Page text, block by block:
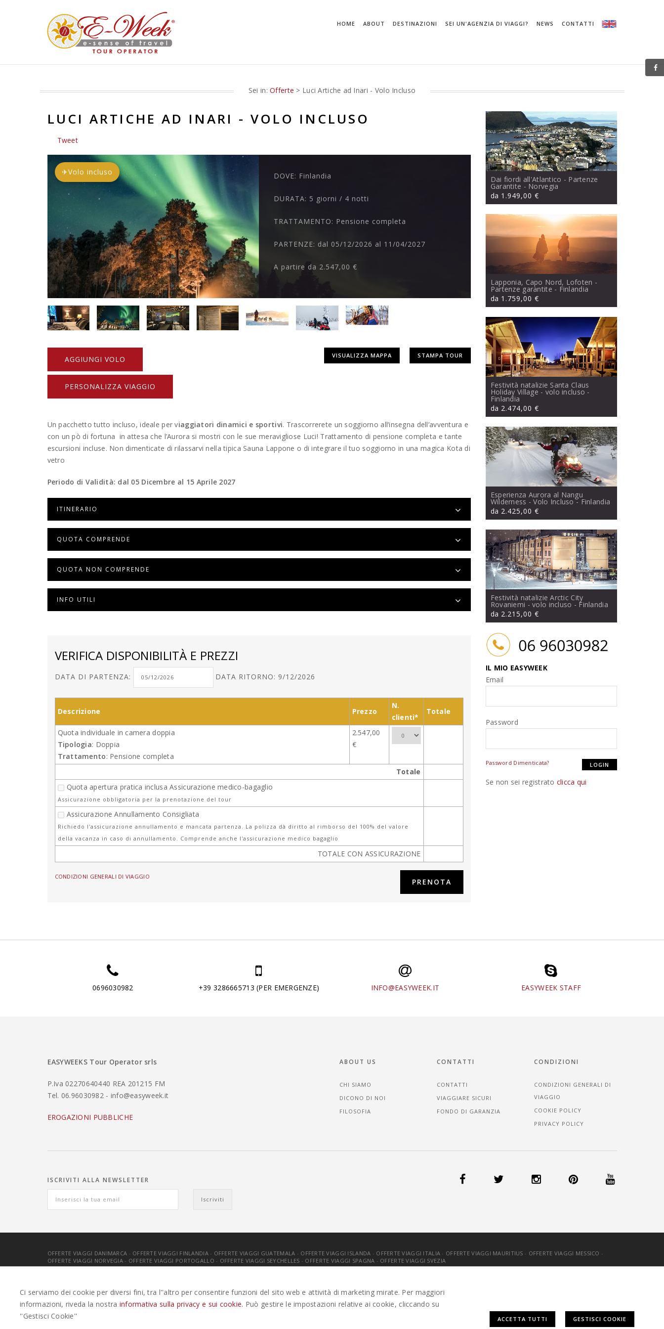
HOME ABOUT DESTINAZIONI SEI UN'AGENZIA DI VIAGGI? NEWS CONTATTI
Sei in:Offerte > Luci Artiche ad Inari - Volo Incluso
LUCI ARTICHE AD INARI - VOLO INCLUSO
Tweet
✈Volo incluso DOVE: Finlandia
DURATA: 5 giorni / 4 notti
TRATTAMENTO: Pensione completa
PARTENZE: dal 05/12/2026 al 11/04/2027
A partire da 2.547,00 €
AGGIUNGI VOLO
PERSONALIZZA VIAGGIO
VISUALIZZA MAPPA STAMPA TOUR
Un pacchetto tutto incluso, ideale per viaggiatori dinamici e sportivi. Trascorrerete un soggiorno all’insegna dell’avventura e
con un pò di fortuna in attesa che l’Aurora si mostri con le sue meravigliose Luci! Trattamento di pensione completa e tante
escursioni incluse. Non dimenticate di rilassarvi nella tipica Sauna Lappone o di integrare il tuo soggiorno in una magica Kota di
vetro
Periodo di Validità: dal 05 Dicembre al 15 Aprile 2027
ITINERARIO
QUOTA COMPRENDE
QUOTA NON COMPRENDE
INFO UTILI
VERIFICA DISPONIBILITÀ E PREZZI
DATA DI PARTENZA: DATA RITORNO: 9/12/2026
Descrizione Prezzo
N.
clienti*
Totale
Quota individuale in camera doppia
Tipologia: Doppia
Trattamento: Pensione completa
2.547,00
€
Totale
Quota apertura pratica inclusa Assicurazione medico-bagaglio
Assicurazione obbligatoria per la prenotazione del tour
Assicurazione Annullamento Consigliata
Richiedo l'assicurazione annullamento e mancata partenza. La polizza dà diritto al rimborso del 100% del valore
della vacanza in caso di annullamento. Comprende anche l'assicurazione medico bagaglio
TOTALE CON ASSICURAZIONE
CONDIZIONI GENERALI DI VIAGGIO
Dai fiordi all'Atlantico - Partenze
Garantite - Norvegia
da 1.949,00 €
Lapponia, Capo Nord, Lofoten -
Partenze garantite - Finlandia
da 1.759,00 €
Festività natalizie Santa Claus
Holiday Village - volo incluso -
Finlandia
da 2.474,00 €
Esperienza Aurora al Nangu
Wilderness - Volo Incluso - Finlandia
da 2.425,00 €
Festività natalizie Arctic City
Rovaniemi - volo incluso - Finlandia
da 2.215,00 €
IL MIO EASYWEEK
Email
Password
Password Dimenticata?
Se non sei registrato clicca qui
0696030982 +39 3286665713 (PER EMERGENZE) INFO@EASYWEEK.IT EASYWEEK STAFF
EASYWEEKS Tour Operator srls
P.Iva 02270640440 REA 201215 FM
Tel. 06.96030982 - info@easyweek.it
EROGAZIONI PUBBLICHE
ABOUT US
CHI SIAMO
DICONO DI NOI
FILOSOFIA
CONTATTI
CONTATTI
VIAGGIARE SICURI
FONDO DI GARANZIA
CONDIZIONI
CONDIZIONI GENERALI DI
VIAGGIO
COOKIE POLICY
PRIVACY POLICY
ISCRIVITI ALLA NEWSLETTER
OFFERTE VIAGGI DANIMARCA - OFFERTE VIAGGI FINLANDIA- OFFERTE VIAGGI GUATEMALA - OFFERTE VIAGGI ISLANDA - OFFERTE VIAGGI ITALIA - OFFERTE VIAGGI MAURITIUS - OFFERTE VIAGGI MESSICO -
OFFERTE VIAGGI NORVEGIA- OFFERTE VIAGGI PORTOGALLO - OFFERTE VIAGGI SEYCHELLES - OFFERTE VIAGGI SPAGNA - OFFERTE VIAGGI SVEZIA
Ci serviamo dei cookie per diversi fini, tra l''altro per consentire funzioni del sito web e attività di marketing mirate. Per maggiori
informazioni, riveda la nostra informativa sulla privacy e sui cookie. Può gestire le impostazioni relative ai cookie, cliccando su
''Gestisci Cookie''
ACCETTA TUTTI GESTISCI COOKIE